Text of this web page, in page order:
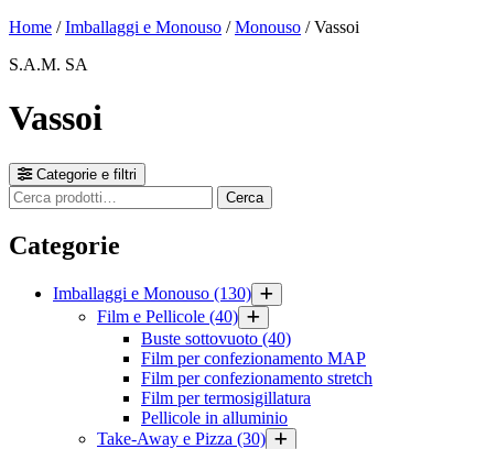
Home /Imballaggi e Monouso /Monouso / Vassoi
S.A.M. SA
Vassoi
Categorie e filtri
Cerca
prodotti
Cerca
Categorie
Imballaggi e Monouso (130)
Film e Pellicole (40)
Buste sottovuoto (40)
Film per confezionamento MAP
Film per confezionamento stretch
Film per termosigillatura
Pellicole in alluminio
Take-Away e Pizza (30)